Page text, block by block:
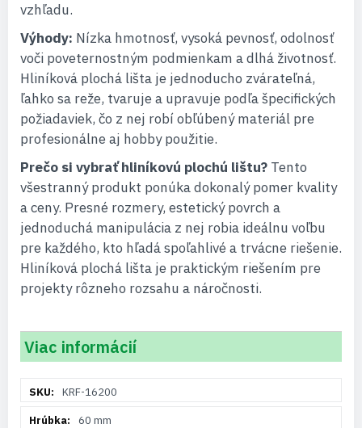
vzhľadu.
Výhody: Nízka hmotnosť, vysoká pevnosť, odolnosť
voči poveternostným podmienkam a dlhá životnosť.
Hliníková plochá lišta je jednoducho zvárateľná,
ľahko sa reže, tvaruje a upravuje podľa špecifických
požiadaviek, čo z nej robí obľúbený materiál pre
profesionálne aj hobby použitie.
Prečo si vybrať hliníkovú plochú lištu? Tento
všestranný produkt ponúka dokonalý pomer kvality
a ceny. Presné rozmery, estetický povrch a
jednoduchá manipulácia z nej robia ideálnu voľbu
pre každého, kto hľadá spoľahlivé a trvácne riešenie.
Hliníková plochá lišta je praktickým riešením pre
projekty rôzneho rozsahu a náročnosti.
Viac informácií
informáciíKRF-16200
60 mm